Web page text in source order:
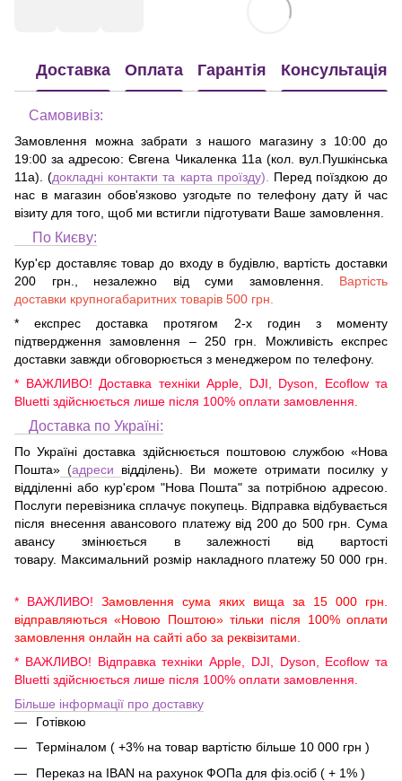
Доставка Оплата Гарантія Консультація
Самовивіз:
Замовлення можна забрати з нашого магазину з 10:00 до
19:00 за адресою:Євгена Чикаленка 11а (кол. вул.Пушкінська
11а) . (докладні контакти та карта проїзду). Перед поїздкою до
нас в магазин обов'язково узгодьте по телефону дату й час
візиту для того, щоб ми встигли підготувати Ваше замовлення.
По Києву:
Кур'єр доставляє товар до входу в будівлю, вартість доставки
200 грн., незалежно від суми замовлення. Вартість
доставки крупногабаритних товарів 500 грн.
* експрес доставка протягом 2-х годин з моменту
підтвердження замовлення – 250 грн. Можливість експрес
доставки завжди обговорюється з менеджером по телефону.
* ВАЖЛИВО! Доставка техніки Apple, DJI, Dyson, Ecoflow та
Bluetti здійснюється лише після 100% оплати замовлення.
Доставка по Україні:
По Україні доставка здійснюється поштовою службою «Нова
Пошта» (адреси
відділень). Ви можете отримати посилку у
відділенні або кур'єром "Нова Пошта" за потрібною адресою.
Послуги перевізника сплачує покупець. Відправка відбувається
після внесення авансового платежу від 200 до 500 грн. Сума
авансу змінюється в залежності від вартості
товару. Максимальний розмір накладного платежу 50 000 грн.
* ВАЖЛИВО! Замовлення сума яких вища за 15 000 грн.
відправляються «Новою Поштою» тільки після 100% оплати
замовлення онлайн на сайті або за реквізитами.
* ВАЖЛИВО! Відправка техніки Apple, DJI, Dyson, Ecoflow та
Bluetti здійснюється лише після 100% оплати замовлення.
Більше інформації про доставку
Готівкою
Терміналом ( +3% на товар вартістю більше 10 000 грн )
Переказ на IBAN на рахунок ФОПа для фіз.осіб ( + 1% )